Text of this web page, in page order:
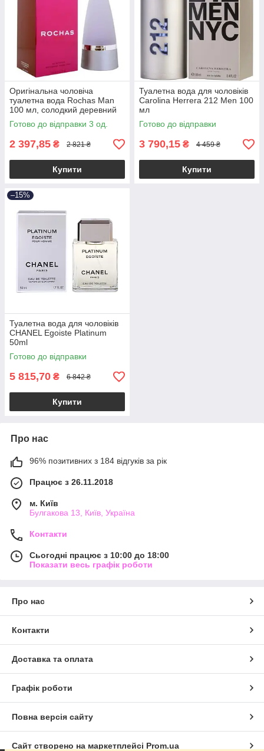
Оригінальна чоловіча
туалетна вода Rochas Man
100 мл, солодкий деревний
пряний аромат
Готово до відправки 3 од.
2 397,85 ₴ 2 821 ₴
Купити
Туалетна вода для чоловіків
Carolina Herrera 212 Men 100
мл
Готово до відправки
3 790,15 ₴ 4 459 ₴
Купити
–15%
Туалетна вода для чоловіків
CHANEL Egoiste Platinum
50ml
Готово до відправки
5 815,70 ₴ 6 842 ₴
Купити
Про нас
96% позитивних з 184 відгуків за рік
Працює з 26.11.2018
м. Київ
Булгакова 13, Київ, Україна
Контакти
Сьогодні працює з 10:00 до 18:00
Показати весь графік роботи
Про нас
Контакти
Доставка та оплата
Графік роботи
Повна версія сайту
Сайт створено на маркетплейсі Prom.ua